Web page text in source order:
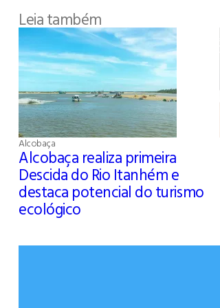
Leia também
Alcobaça
Alcobaça realiza primeira
Descida do Rio Itanhém e
destaca potencial do turismo
ecológico